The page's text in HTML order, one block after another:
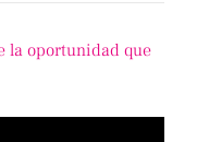
la oportunidad que